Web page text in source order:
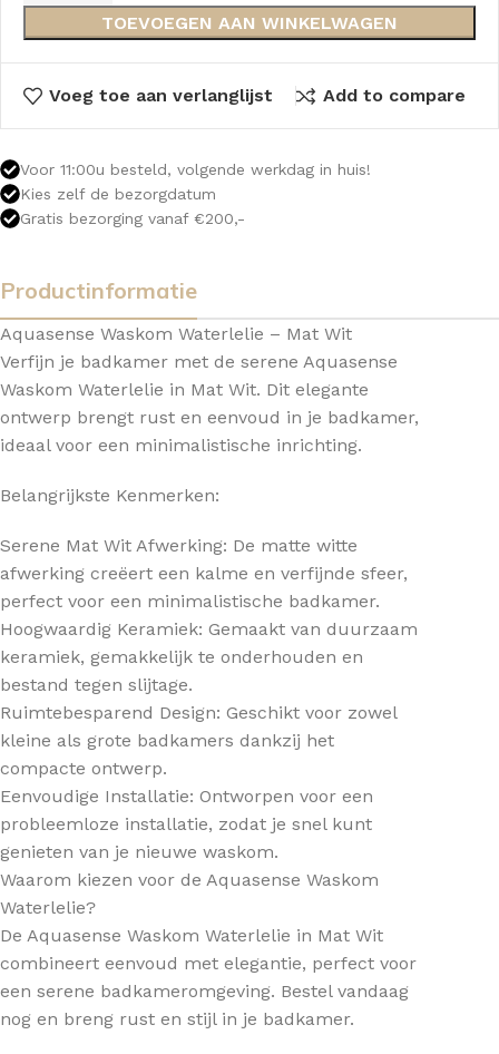
TOEVOEGEN AAN WINKELWAGEN
Voeg toe aan verlanglijst Add to compare
Voor 11:00u besteld, volgende werkdag in huis!
Kies zelf de bezorgdatum
Gratis bezorging vanaf €200,-
Productinformatie
Aquasense Waskom Waterlelie – Mat Wit
Verfijn je badkamer met de serene Aquasense
Waskom Waterlelie in Mat Wit. Dit elegante
ontwerp brengt rust en eenvoud in je badkamer,
ideaal voor een minimalistische inrichting.
Belangrijkste Kenmerken:
Serene Mat Wit Afwerking: De matte witte
afwerking creëert een kalme en verfijnde sfeer,
perfect voor een minimalistische badkamer.
Hoogwaardig Keramiek: Gemaakt van duurzaam
keramiek, gemakkelijk te onderhouden en
bestand tegen slijtage.
Ruimtebesparend Design: Geschikt voor zowel
kleine als grote badkamers dankzij het
compacte ontwerp.
Eenvoudige Installatie: Ontworpen voor een
probleemloze installatie, zodat je snel kunt
genieten van je nieuwe waskom.
Waarom kiezen voor de Aquasense Waskom
Waterlelie?
De Aquasense Waskom Waterlelie in Mat Wit
combineert eenvoud met elegantie, perfect voor
een serene badkameromgeving. Bestel vandaag
nog en breng rust en stijl in je badkamer.